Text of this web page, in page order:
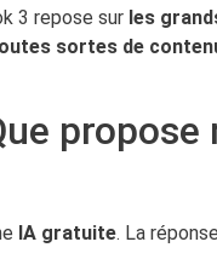
3 repose sur les
sortes de
propose
IA gratuite. La